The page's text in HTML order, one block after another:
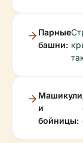
Парные
башни:
Машикули
и
бойницы: